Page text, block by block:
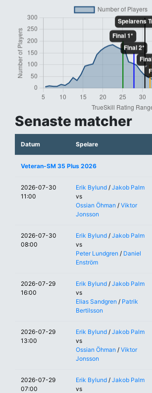
Senaste matcher
Datum Spelare
Veteran-SM 35 Plus 2026
2026-07-30
11:00
Erik Bylund / Jakob Palm
vs
Ossian Öhman / Viktor
Jonsson
2026-07-30
08:00
Erik Bylund / Jakob Palm
vs
Peter Lundgren / Daniel
Enström
2026-07-29
16:00
Erik Bylund / Jakob Palm
vs
Elias Sandgren / Patrik
Bertilsson
2026-07-29
13:00
Erik Bylund / Jakob Palm
vs
Ossian Öhman / Viktor
Jonsson
2026-07-29
07:00
Erik Bylund / Jakob Palm
vs